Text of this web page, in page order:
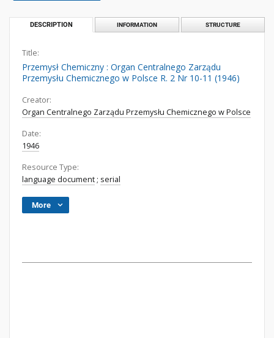
DESCRIPTION INFORMATION STRUCTURE
Title:
Przemysł Chemiczny : Organ Centralnego Zarządu
Przemysłu Chemicznego w Polsce R. 2 Nr 10-11 (1946)
Creator:
Organ Centralnego Zarządu Przemysłu Chemicznego w Polsce
Date:
1946
Resource Type:
language document ; serial
More